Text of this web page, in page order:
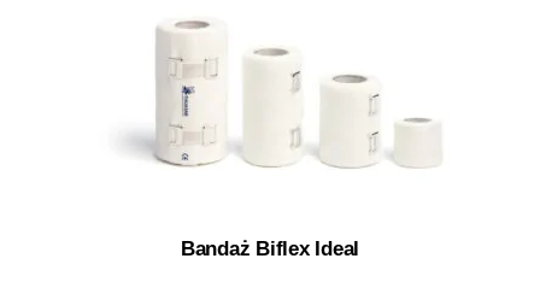
93,00 zł
Bandaż Biflex Ideal